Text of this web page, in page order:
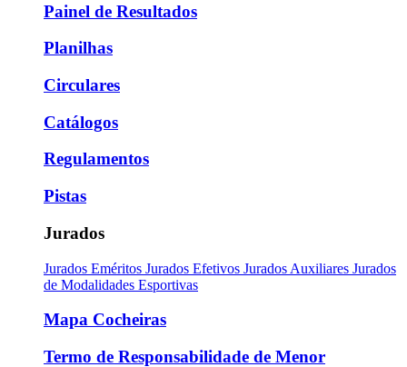
Painel de Resultados
Planilhas
Circulares
Catálogos
Regulamentos
Pistas
Jurados
Jurados Eméritos Jurados Efetivos Jurados Auxiliares Jurados
de Modalidades Esportivas
Mapa Cocheiras
Termo de Responsabilidade de Menor